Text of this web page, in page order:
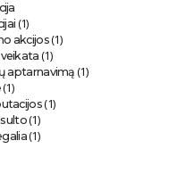
(1)
akcijos(1)
(1)
aptarnavimą (1)
(1)
(1)
(1)
(1)